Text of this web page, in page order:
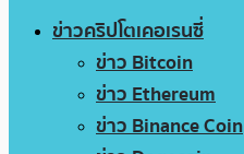
ข่าวคริปโตเคอเรนซี่
ข่าว Bitcoin
ข่าว Ethereum
ข่าว Binance Coin